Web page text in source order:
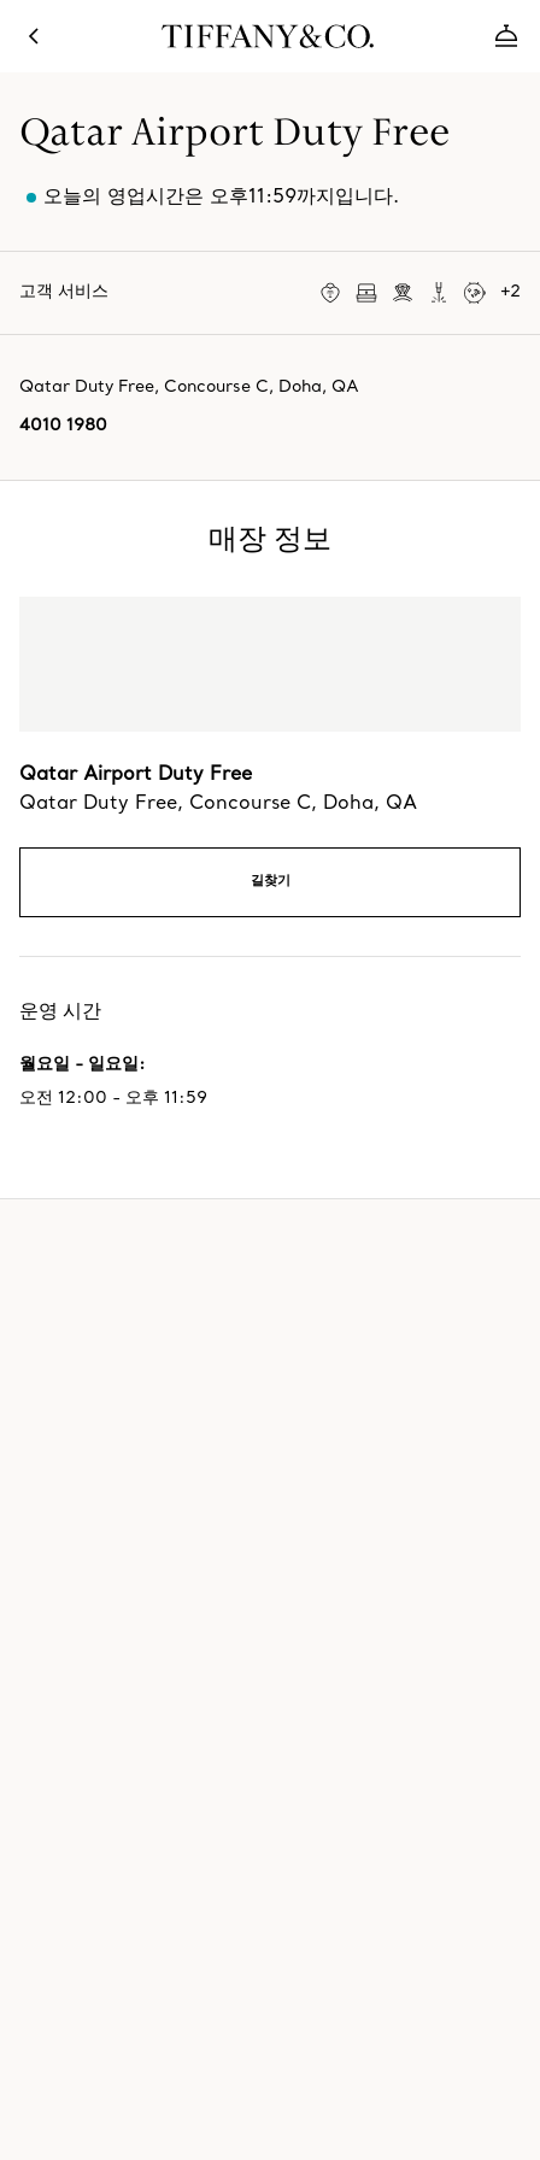
Qatar Airport Duty Free
오늘의 영업시간은 오후11:59까지입니다.
고객 서비스 +2
Qatar Duty Free, Concourse C, Doha, QA
4010 1980
매장 정보
Qatar Airport Duty Free
Qatar Duty Free, Concourse C, Doha, QA
길찾기
운영 시간
월요일 - 일요일:
오전 12:00 - 오후 11:59